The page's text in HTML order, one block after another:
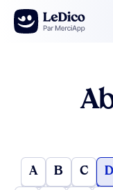
Aller au contenu
A B C D